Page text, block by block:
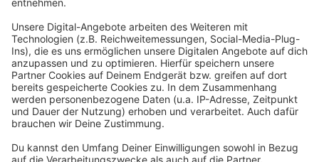
Verbandschefin.
Anzeige
Buchholz macht deutlich, dass sie die kommunale
Verankerung der Sparkassen und ihren öffentlichen
Auftrag unverändert als Erfolgsbasis sieht. Das sei
Buchholz: "Die Unternehmen und Menschen in unserer